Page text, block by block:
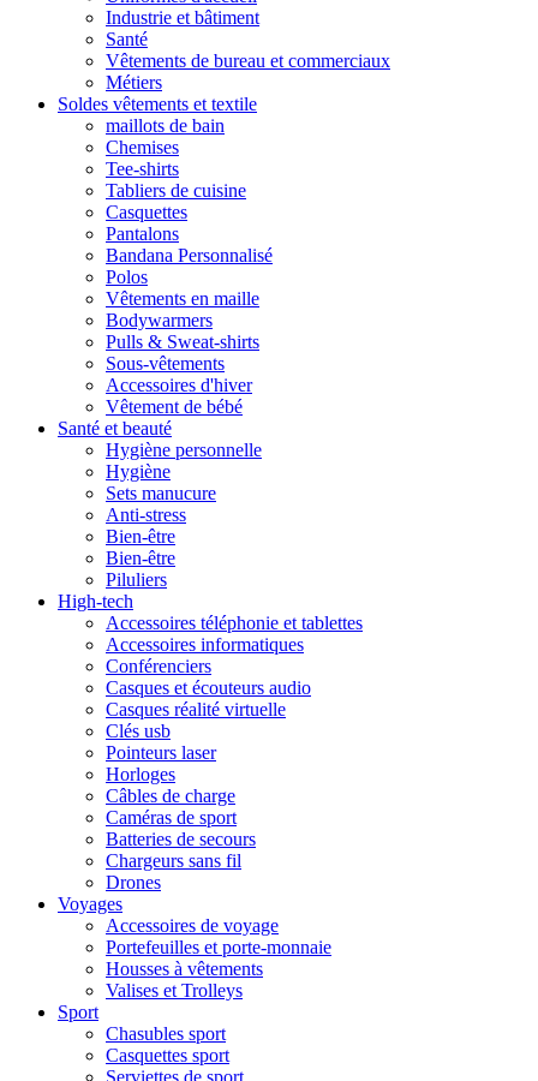
Industrie et bâtiment
Santé
Vêtements de bureau et commerciaux
Métiers
Soldes vêtements et textile
maillots de bain
Chemises
Tee-shirts
Tabliers de cuisine
Casquettes
Pantalons
Bandana Personnalisé
Polos
Vêtements en maille
Bodywarmers
Pulls & Sweat-shirts
Sous-vêtements
Accessoires d'hiver
Vêtement de bébé
Santé et beauté
Hygiène personnelle
Hygiène
Sets manucure
Anti-stress
Bien-être
Bien-être
Piluliers
High-tech
Accessoires téléphonie et tablettes
Accessoires informatiques
Conférenciers
Casques et écouteurs audio
Casques réalité virtuelle
Clés usb
Pointeurs laser
Horloges
Câbles de charge
Caméras de sport
Batteries de secours
Chargeurs sans fil
Drones
Voyages
Accessoires de voyage
Portefeuilles et porte-monnaie
Housses à vêtements
Valises et Trolleys
Sport
Chasubles sport
Casquettes sport
Serviettes de sport